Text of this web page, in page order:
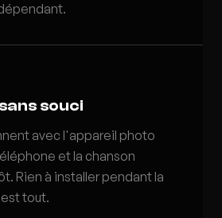
souci
avec l'appareil photo
et la chanson
Rien à installer pendant la
tout.